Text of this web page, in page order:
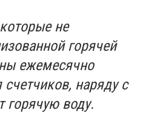
не
горячей
ежемесячно
наряду с
горячую воду.